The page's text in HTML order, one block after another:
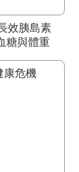
效胰島素
糖與體重